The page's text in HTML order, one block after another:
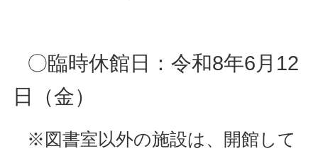
〇臨時休館日：令和8年6月12
日（金）
※図書室以外の施設は、開館して